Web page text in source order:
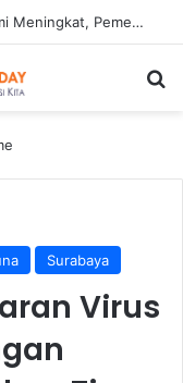
69 Tahun Riau: Pertumbuhan Ekonomi Meningkat, Pemerataan jadi Tantangan
Surabaya
Virus